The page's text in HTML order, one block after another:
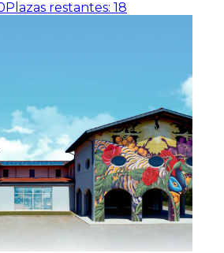
Plazas restantes: 18